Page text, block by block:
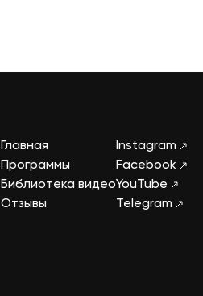
Главная
Программы
Библиотека видео
Отзывы
Instagram
Facebook
YouTube
Telegram